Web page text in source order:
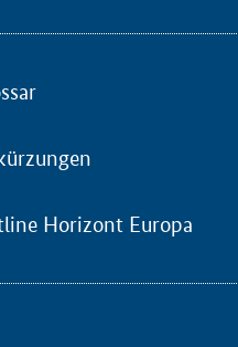
Horizont Europa